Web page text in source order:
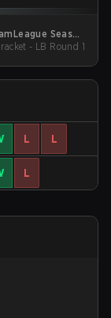
Season
27 CN
Bracket - LB Round 1
L L
L